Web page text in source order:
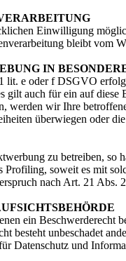
Einwilligung
bleibt vom
IN
e oder f DSGVO
gilt auch für ein auf
werden wir Ihre
überwiegen oder
zu betreiben,
soweit es mit
nach Art. 21 Abs.
ein Beschwerderecht
besteht unbeschadet
Datenschutz und